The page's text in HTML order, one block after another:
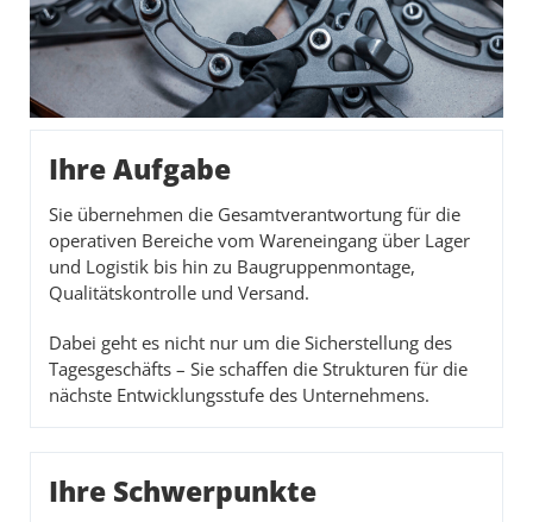
Ihre Aufgabe
Sie übernehmen die Gesamtverantwortung für die
operativen Bereiche vom Wareneingang über Lager
und Logistik bis hin zu Baugruppenmontage,
Qualitätskontrolle und Versand.
Dabei geht es nicht nur um die Sicherstellung des
Tagesgeschäfts – Sie schaffen die Strukturen für die
nächste Entwicklungsstufe des Unternehmens.
Ihre Schwerpunkte